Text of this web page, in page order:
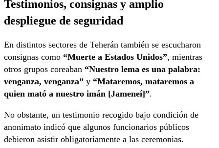
Testimonios, consignas y amplio
despliegue de seguridad
En distintos sectores de Teherán también se escucharon
consignas como “Muerte a Estados Unidos”, mientras
otros grupos coreaban “Nuestro lema es una palabra:
venganza, venganza” y “Mataremos, mataremos a
quien mató a nuestro imán [Jameneí]”.
No obstante, un testimonio recogido bajo condición de
anonimato indicó que algunos funcionarios públicos
debieron asistir obligatoriamente a las ceremonias.